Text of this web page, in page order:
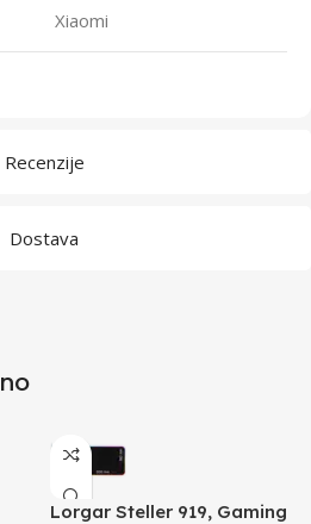
Recenzije
Dostava
Xiaomi
Lorgar Steller 919, Gaming